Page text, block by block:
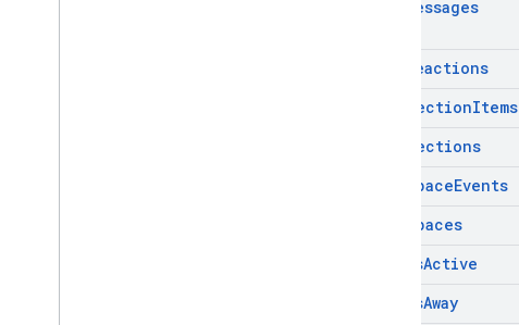
Messages
Reactions
SectionItems
Sections
SpaceEvents
Spaces
AsActive
AsAway